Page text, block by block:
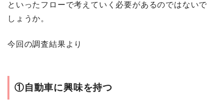
といったフローで考えていく必要があるのではないで
しょうか。
今回の調査結果より
①自動車に興味を持つ